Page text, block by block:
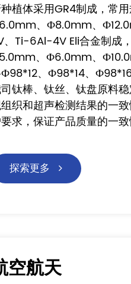
植体采用GR4制成，常
、Ф8.0mm、
、Ti-6Al-4V Eli合金制成
、Ф6.0mm、
、Ф98*14、
钛棒、钛丝、钛盘原料
织和超声检测结果的一
求，保证产品质量的一致
探索更多
空航天